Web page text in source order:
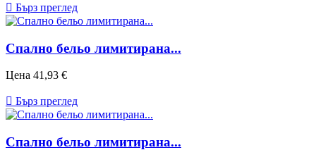
 Бърз преглед
Спално бельо лимитирана...
Цена 41,93 €
 Бърз преглед
Спално бельо лимитирана...